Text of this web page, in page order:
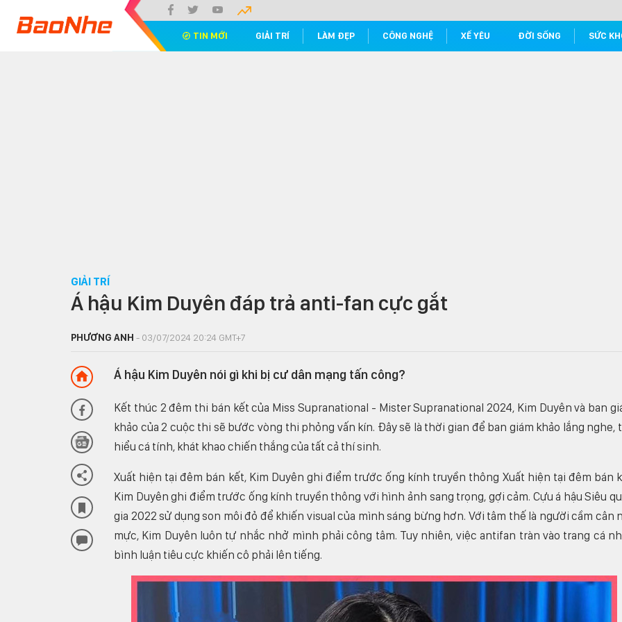
TIN MỚI GIẢI TRÍ LÀM ĐẸP CÔNG NGHỆ XẾ YÊU ĐỜI SỐNG SỨC
GIẢI TRÍ
Á hậu Kim Duyên đáp trả anti-fan cực gắt
PHƯƠNG ANH - 03/07/2024 20:24 GMT+7
Á hậu Kim Duyên nói gì khi bị cư dân mạng tấn công?
Kết thúc 2 đêm thi bán kết của Miss Supranational - Mister Supranational 2024, Kim Duyên và ban
khảo của 2 cuộc thi sẽ bước vòng thi phỏng vấn kín. Đây sẽ là thời gian để ban giám khảo lắng nghe,
hiểu cá tính, khát khao chiến thắng của tất cả thí sinh.
Xuất hiện tại đêm bán kết, Kim Duyên ghi điểm trước ống kính truyền thông Xuất hiện tại đêm bán
Kim Duyên ghi điểm trước ống kính truyền thông với hình ảnh sang trọng, gợi cảm. Cựu á hậu Siêu
gia 2022 sử dụng son môi đỏ để khiến visual của mình sáng bừng hơn. Với tâm thế là người cầm cân
mực, Kim Duyên luôn tự nhắc nhở mình phải công tâm. Tuy nhiên, việc antifan tràn vào trang cá
bình luận tiêu cực khiến cô phải lên tiếng.